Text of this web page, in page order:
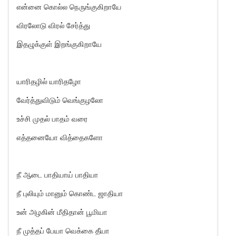
என்னை கொல்ல நெருங்குகிறாயே
விரலோடு விரல் சேர்த்து
இதழுக்குள் இறங்குகிறாயே
யாரிதழில் யாரிதழோ
வேர்த்துவிடும் வெங்குழலோ
உச்சி முதல் பாதம் வரை
எத்தனையோ வித்தைகளோ
நீ ஆடை பாதியாய் பாதியா
நீ புலியும் மானும் கொண்ட ஜாதியா
உன் அழகின் மீதிதான் பூமியா
நீ முத்தப் பேயா வெக்கை தீயா